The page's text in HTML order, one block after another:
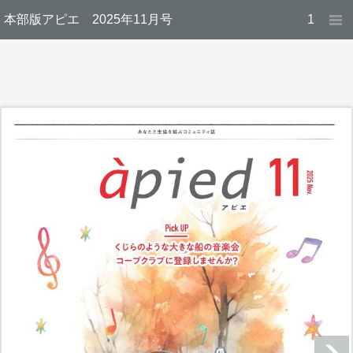
本部版アピエ 2025年11月号 1